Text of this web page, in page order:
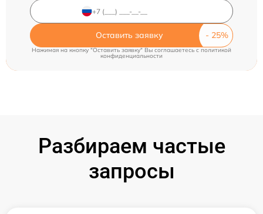
Оставить заявку
Нажимая на кнопку "Оставить заявку" Вы соглашаетесь c политикой
конфиденциальности
Разбираем частые
запросы